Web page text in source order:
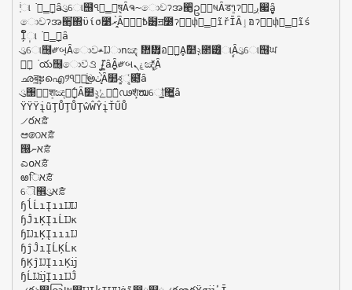
̜ͥાࣣ̦̜̳ͤ͘ȃུୋ຦ͬঀဥ̳ͥष͉ͅȂຈ̴ොවॽအ੥̮ͬဥྵ͈ષȂड૧͈ॽအ̮ͬ‫̞̯̺̩෇ږ‬ȃ
ොවॽအ੥̹͉͘΍ϋίσ೹‫̞̤̀ͅރ‬Ȃ߿ྴ͈ྎ๶ͅॻ೰ॽအͬփྙ̳ͥĩřĪȂ‫ٳ‬อॽအͬփྙ̳ͥĩś
Ī̦ັ̩ાࣣ̦̜̳ͤ͘ȃ
ུୋ຦͈༗બ͉ȂොවࢃĲාոඤͅ᜺᝿̦อࡉ̯ͦḀ̑̾໺২ͅ೒౶̯̹ͦાࣣȂུୋ຦͈ਘ
ၑ̹͉͘య຦͈ොවͬࡠഽ̱̳͂͘ȃ̹̺̱Ȃ༗બ‫ۼܢ‬ඤ̜́̽̀͜Ȃ
ഛब̤͍͢ະഐ୨̈́ঀဥ֦̳ܳͥͅఅ‫͉̞̀̾ͅٺ‬Ȃ໺২̷͉͈ୣͬ໅̵̞ͭ͘ȃ
ུ঩ၳ͈ܱशඤယ̞̾̀ͅȂ໺২͈‫ݺ‬ౄ̱̈́ͅഢश̹͉͘ໝୋ̳̭ͥ͂ͬ޺̲̳͘ȃ
ŸŸŸįũŢŮŢŮŢŵŴŶįŤŰŮ
୵ర‫ުא‬ਫ਼
ಆ෨‫ުא‬ਫ਼
൐‫ުאނ‬ਫ਼
ಎ໐‫ުא‬ਫ਼
ఱि‫ުא‬ਫ਼
ୌ඾ུ‫ުא‬ਫ਼
ɧĺĹıĮııĲĲ
ɧĴıĶĮıĹĲĸ
ɧĲıĶĮıııĲ
ɧĵĴıĮĹĶĹĸ
ɧĶĵĲĮııĶĳ
ɧĹĲĳĮııĲĴ